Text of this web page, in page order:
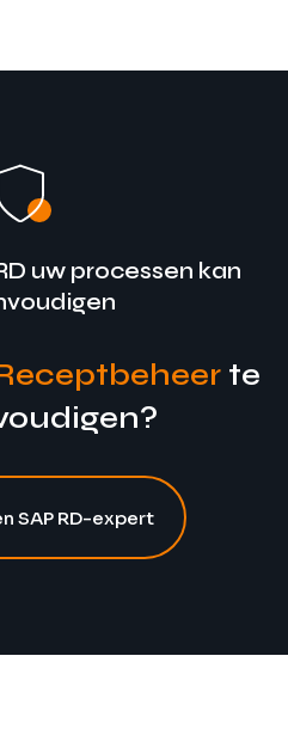
uw processen kan
te
SAP RD-expert